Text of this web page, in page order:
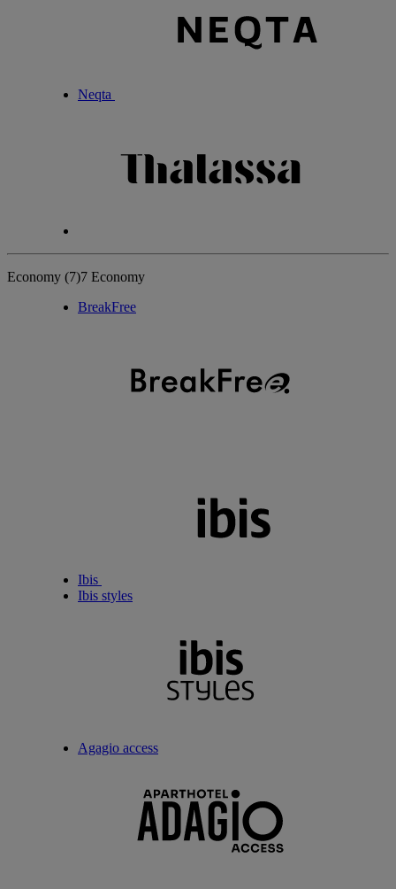
Neqta
Economy (7)7 Economy
BreakFree
Ibis
Ibis styles
Agagio access